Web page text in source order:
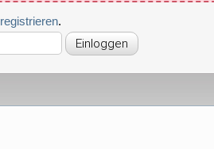
registrieren.